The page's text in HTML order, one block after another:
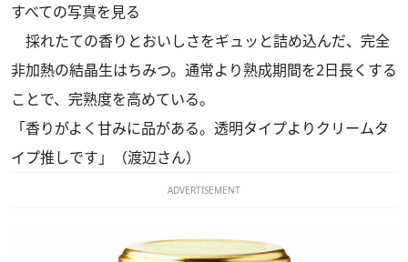
すべての写真を見る
採れたての香りとおいしさをギュッと詰め込んだ、完全
非加熱の結晶生はちみつ。通常より熟成期間を2日長くする
ことで、完熟度を高めている。
「香りがよく甘みに品がある。透明タイプよりクリームタ
イプ推しです」（渡辺さん）
ADVERTISEMENT